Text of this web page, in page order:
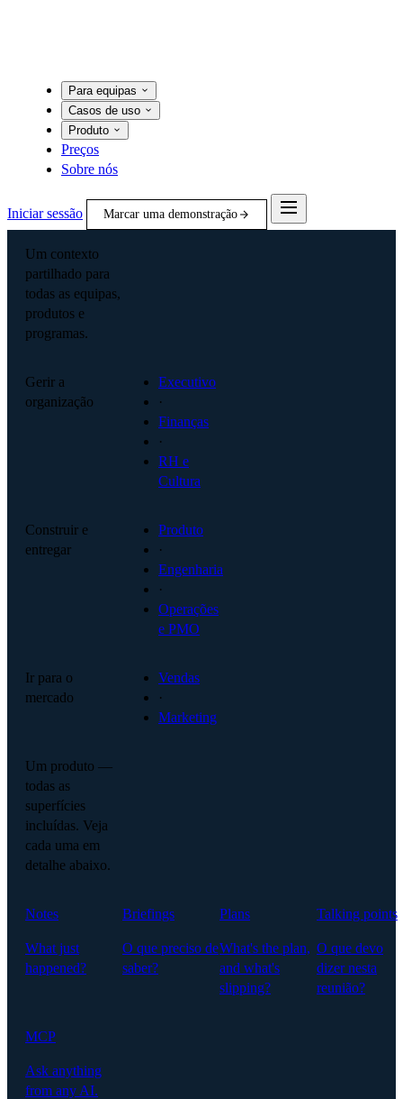
Para equipas
Casos de uso
Produto
Preços
Sobre nós
Iniciar sessão Marcar uma demonstração
Um contexto
partilhado para
todas as equipas,
produtos e
programas.
Gerir a
organização
Executivo
·
Finanças
·
RH e
Cultura
Construir e
entregar
Produto
·
Engenharia
·
Operações
e PMO
Ir para o
mercado
Vendas
·
Marketing
Um produto —
todas as
superfícies
incluídas. Veja
cada uma em
detalhe abaixo.
Notes
What just
happened?
Briefings
O que preciso de
saber?
Plans
What's the plan,
and what's
slipping?
Talking points
O que devo
dizer nesta
reunião?
MCP
Ask anything
from any AI.